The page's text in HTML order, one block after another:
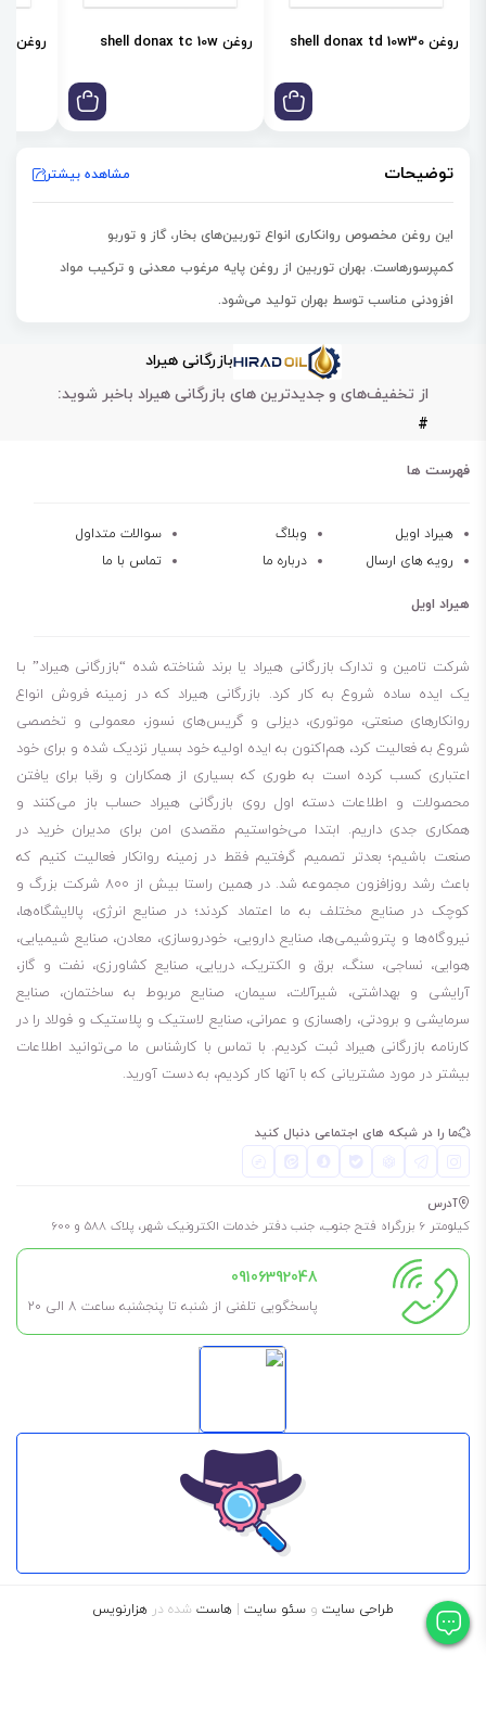
روغن shell donax td 10w30 روغن shell donax tc 10w روغن shell donax td 85w
توضیحات مشاهده بیشتر
این روغن مخصوص روانکاری انواع توربین‌های بخار، گاز و توربو
کمپرسورهاست. بهران توربین از روغن پایه مرغوب معدنی و ترکیب مواد
افزودنی مناسب توسط بهران تولید می‌شود.
شرکت Elin اتریش
شرکت Siemens آلمان
پایداری حرارتی و اکسیداسیون عالی
جدا پذیری عالی روغن از آب
آزاد سازی بسیار خوب هوا از روغن ( Air Release )
بازرگانی هیراد
از تخفیف‌های و جدیدترین های بازرگانی هیراد باخبر شوید:
#
فهرست ها
هیراد اویل وبلاگ
سوالات متداول
رویه های ارسال
درباره ما تماس با ما
هیراد اویل
شرکت تامین و تدارک بازرگانی هیراد یا برند شناخته شده “بازرگانی هیراد” بـا
یک ایده ساده شروع به کار کرد. بازرگانی هیراد که در زمینه فروش انواع
روانکارهای صنعتی، موتوری، دیزلی و گریس‌های نسوز، معمولی و تخصصی
شروع به فعالیت کرد، هم‌اکنون به ایده اولیه خود بسیار نزدیک شده و برای خود
اعتباری کسب کرده است به طوری که بسیاری از همکاران و رقبا برای یافتن
محصولات و اطلاعات دسته اول روی بازرگانی هیراد حساب باز می‌کنند و
همکاری جدی داریم. ابتدا می‌خواستیم مقصدی امن برای مدیران خرید در
صنعت باشیم؛ بعدتر تصمیم گرفتیم فقط در زمینه روانکار فعالیت کنیم که
باعث رشد روزافزون مجموعه شد. در همین راستا بیش از 800 شرکت بزرگ و
کوچک در صنایع مختلف به ما اعتماد کردند؛ در صنایع انرژی، پالایشگاه‌ها،
نیروگاه‌ها و پتروشیمی‌ها، صنایع دارویی، خودروسازی، معادن، صنایع شیمیایی،
هوایی، نساجی، سنگ، برق و الکتریک، دریایی، صنایع کشاورزی، نفت و گاز،
آرایشی و بهداشتی، شیرآلات، سیمان، صنایع مربوط به ساختمان، صنایع
سرمایشی و برودتی، راهسازی و عمرانی، صنایع لاستیک و پلاستیک و فولاد را در
کارنامه بازرگانی هیراد ثبت کردیم. با تماس با کارشناس ما می‌توانید اطلاعات
بیشتر در مورد مشتریانی که با آنها کار کردیم، به دست آورید.
ما را در شبکه های اجتماعی دنبال کنید
آدرس
کیلومتر 6 بزرگراه فتح جنوب، جنب دفتر خدمات الکترونیک شهر، پلاک 588 و 600
09106392048
پاسخگویی تلفنی از شنبه تا پنجشنبه ساعت 8 الی ۲۰
طراحی سایت و سئو سایت | هاست شده در هزارنویس